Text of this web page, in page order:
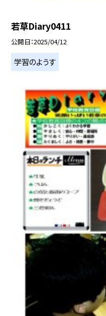
若草Diary0411
公開日 2025/04/12
学習のようす